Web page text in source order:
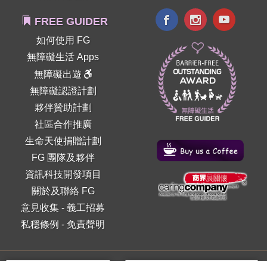
FREE GUIDER
如何使用 FG
無障礙生活 Apps
無障礙出遊
無障礙認證計劃
夥伴贊助計劃
社區合作推廣
生命天使捐贈計劃
FG 團隊及夥伴
資訊科技開發項目
關於及聯絡 FG
意見收集 -義工招募
私穩條例 - 免責聲明